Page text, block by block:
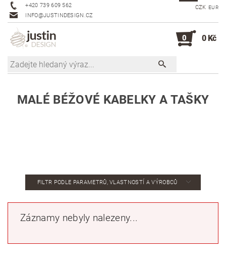
+420 739 609 562
INFO@JUSTINDESIGN.CZ
CZK EUR
0 0 Kč
MALÉ BÉŽOVÉ KABELKY A TAŠKY
FILTR PODLE PARAMETRŮ, VLASTNOSTÍ A VÝROBCŮ
Záznamy nebyly nalezeny...